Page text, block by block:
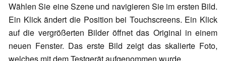
Wählen Sie eine Szene und navigieren Sie im ersten Bild.
Ein Klick ändert die Position bei Touchscreens. Ein Klick
auf die vergrößerten Bilder öffnet das Original in einem
neuen Fenster. Das erste Bild zeigt das skalierte Foto,